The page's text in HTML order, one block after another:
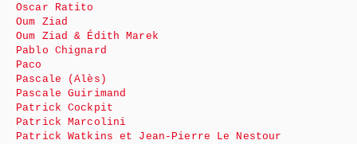
Oscar Ratito
Oum Ziad
Oum Ziad & Édith Marek
Pablo Chignard
Paco
Pascale (Alès)
Pascale Guirimand
Patrick Cockpit
Patrick Marcolini
Patrick Watkins et Jean-Pierre Le Nestour